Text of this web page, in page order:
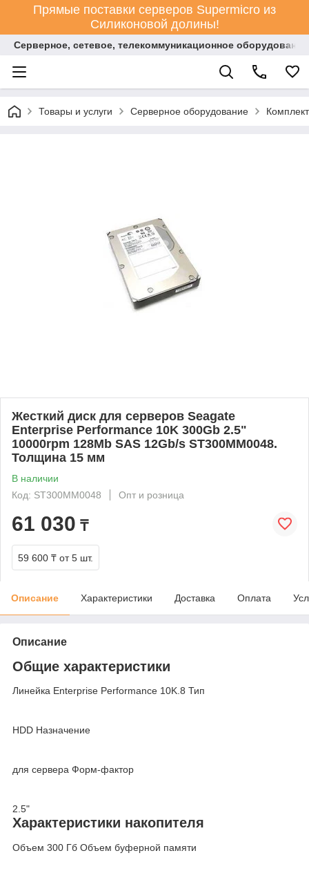
Прямые поставки серверов Supermicro из
Силиконовой долины!
Серверное, сетевое, телекоммуникационное
Товары и услуги Серверное оборудование
Жесткий диск для серверов Seagate
Enterprise Performance 10K 300Gb 2.5"
10000rpm 128Mb SAS 12Gb/s ST300MM0048.
Толщина 15 мм
В наличии
Код: ST300MM0048
Опт и розница
61 030 ₸
59 600 ₸ от 5 шт.
Описание Характеристики Доставка Оплата
Описание
Общие характеристики
Линейка Enterprise Performance 10K.8 Тип
HDD Назначение
для сервера Форм-фактор
2.5"
Характеристики накопителя
Объем 300 Гб Объем буферной памяти